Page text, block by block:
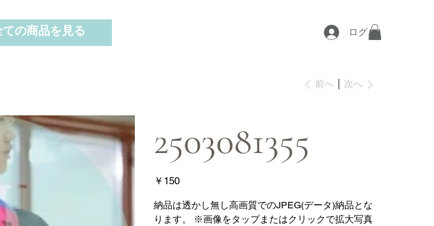
ログイン
の商品を見る
前へ 次へ
2503081355
価
格
￥150
納品は透かし無し高画質でのJPEG(データ)納品とな
ります。 ※画像をタップまたはクリックで拡大写真